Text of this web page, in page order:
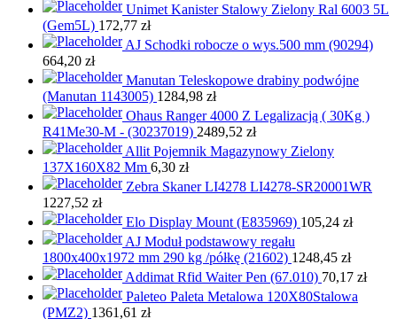
Unimet Kanister Stalowy Zielony Ral 6003 5L
(Gem5L) 172,77 zł
AJ Schodki robocze o wys.500 mm (90294)
664,20 zł
Manutan Teleskopowe drabiny podwójne
(Manutan 1143005) 1284,98 zł
Ohaus Ranger 4000 Z Legalizacją ( 30Kg )
R41Me30-M - (30237019) 2489,52 zł
Allit Pojemnik Magazynowy Zielony
137X160X82 Mm 6,30 zł
Zebra Skaner LI4278 LI4278-SR20001WR
1227,52 zł
Elo Display Mount (E835969) 105,24 zł
AJ Moduł podstawowy regału
1800x400x1972 mm 290 kg /półkę (21602) 1248,45 zł
Addimat Rfid Waiter Pen (67.010) 70,17 zł
Paleteo Paleta Metalowa 120X80Stalowa
(PMZ2) 1361,61 zł